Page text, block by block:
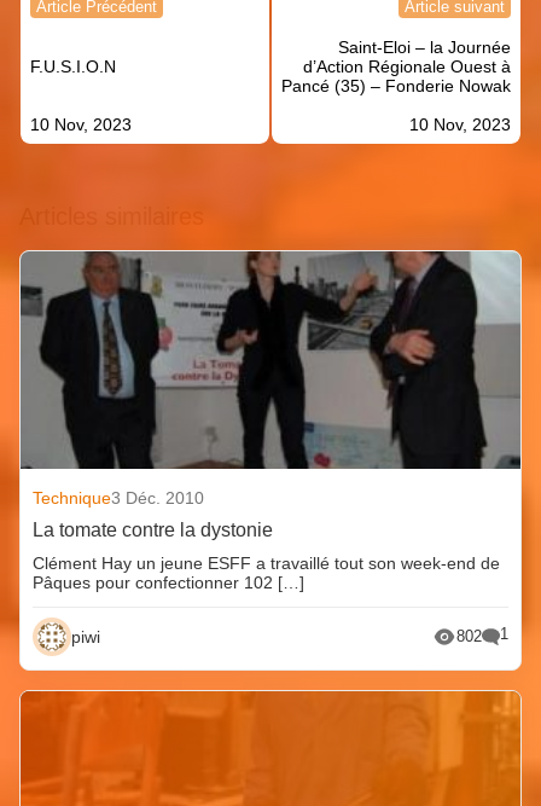
l’article
Article Précédent
F.U.S.I.O.N
10 Nov, 2023
Article suivant
Saint-Eloi – la Journée
d’Action Régionale Ouest à
Pancé (35) – Fonderie Nowak
10 Nov, 2023
Technique3 Déc. 2010
La tomate contre la dystonie
Clément Hay un jeune ESFF a travaillé tout son week-end de
Pâques pour confectionner 102 […]
piwi 802 1